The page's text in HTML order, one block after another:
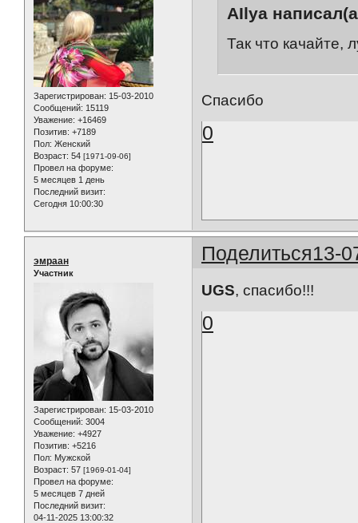
Зарегистрирован: 15-03-2010
Сообщений: 15119
Уважение: +16469
Позитив: +7189
Пол: Женский
Возраст: 54 [1971-09-06]
Провел на форуме:
5 месяцев 1 день
Последний визит:
Сегодня 10:00:30
AIlya
Так что качайте,
Спасибо
0
Поделиться13-
эмраан
Участник
Зарегистрирован: 15-03-2010
Сообщений: 3004
Уважение: +4927
Позитив: +5216
Пол: Мужской
Возраст: 57 [1969-01-04]
Провел на форуме:
5 месяцев 7 дней
Последний визит:
04-11-2025 13:00:32
UGS, спасибо!!!
0